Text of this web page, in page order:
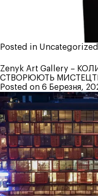
Posted in Uncategorized
Zenyk Art Gallery –
СТВОРЮЮТЬ
Posted on 6 Березня,